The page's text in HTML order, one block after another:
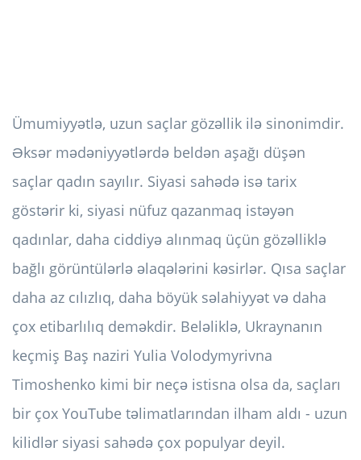
Ümumiyyətlə, uzun saçlar gözəllik ilə sinonimdir.
Əksər mədəniyyətlərdə beldən aşağı düşən
saçlar qadın sayılır. Siyasi sahədə isə tarix
göstərir ki, siyasi nüfuz qazanmaq istəyən
qadınlar, daha ciddiyə alınmaq üçün gözəlliklə
bağlı görüntülərlə əlaqələrini kəsirlər. Qısa saçlar
daha az cılızlıq, daha böyük səlahiyyət və daha
çox etibarlılıq deməkdir. Beləliklə, Ukraynanın
keçmiş Baş naziri Yulia Volodymyrivna
Timoshenko kimi bir neçə istisna olsa da, saçları
bir çox YouTube təlimatlarından ilham aldı - uzun
kilidlər siyasi sahədə çox populyar deyil.